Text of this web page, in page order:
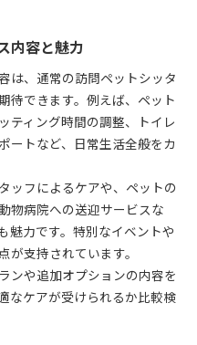
内容と魅力
は、通常の訪問ペットシッタ
待できます。例えば、ペット
ティング時間の調整、トイレ
ートなど、日常生活全般をカ
ッフによるケアや、ペットの
物病院への送迎サービスな
魅力です。特別なイベントや
支持されています。
ンや追加オプションの内容を
なケアが受けられるか比較検